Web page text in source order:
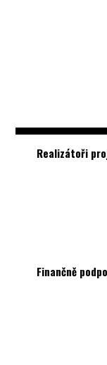
Realizátoři
Finančně